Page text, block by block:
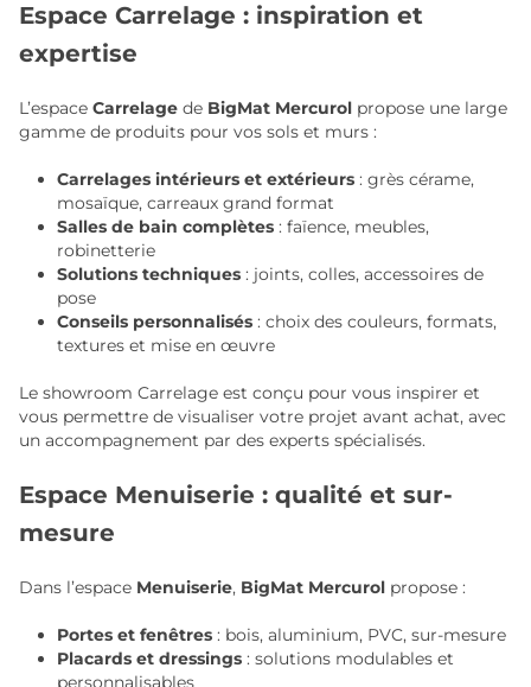
Espace Carrelage : inspiration et
expertise
L’espace Carrelage de BigMat Mercurol propose une large
gamme de produits pour vos sols et murs :
Carrelages intérieurs et extérieurs : grès cérame,
mosaïque, carreaux grand format
Salles de bain complètes : faïence, meubles,
robinetterie
Solutions techniques : joints, colles, accessoires de
pose
Conseils personnalisés : choix des couleurs, formats,
textures et mise en œuvre
Le showroom Carrelage est conçu pour vous inspirer et
vous permettre de visualiser votre projet avant achat, avec
un accompagnement par des experts spécialisés.
Espace Menuiserie : qualité et sur-
mesure
Dans l’espace Menuiserie, BigMat Mercurol propose :
Portes et fenêtres : bois, aluminium, PVC, sur-mesure
Placards et dressings : solutions modulables et
personnalisables